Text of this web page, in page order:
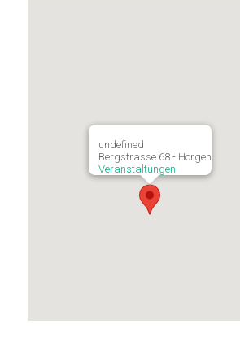
undefined
Bergstrasse 68 - Horgen
Veranstaltungen